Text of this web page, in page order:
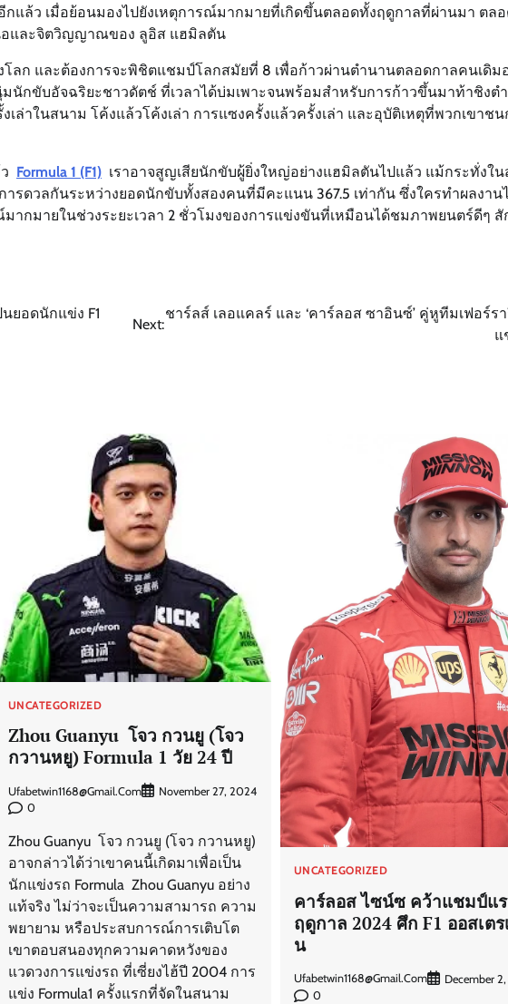
แล้ว เมื่อย้อนมองไปยังเหตุการณ์มากมายที่เกิดขึ้นตลอดทั้งฤดูกาลที่ผ่านมา ตลอ
นื้อและจิตวิญญาณของ ลูอิส แฮมิลตัน
ลก และต้องการจะพิชิตแชมป์โลกสมัยที่ 8 เพื่อก้าวผ่านตำนานตลอดกาลคนเดิม
นักขับอัจฉริยะชาวดัตช์ ที่เวลาได้บ่มเพาะจนพร้อมสำหรับการก้าวขึ้นมาท้าชิงต
ล่าในสนาม โค้งแล้วโค้งเล่า การแซงครั้งแล้วครั้งเล่า และอุบัติเหตุที่พวกเขาชน
Formula 1 (F1) เราอาจสูญเสียนักขับผู้ยิ่งใหญ่อย่างแฮมิลตันไปแล้ว แม้กระทั่งใ
รดวลกันระหว่างยอดนักขับทั้งสองคนที่มีคะแนน 367.5 เท่ากัน ซึ่งใครทำผลงาน
มากมายในช่วงระยะเวลา 2 ชั่วโมงของการแข่งขันที่เหมือนได้ชมภาพยนตร์ดีๆ สั
ยอดนักแข่ง F1
Next:
ชาร์ลส์ เลอแคลร์ และ ‘คาร์ลอส ซาอินซ์’ คู่หูทีมเฟอร์ร
แ
UNCATEGORIZED
Zhou Guanyu โจว กวนยู (โจว
กวานหยู) Formula 1 วัย 24 ปี
Ufabetwin1168@gmail.com
November 27, 2024
0
Zhou Guanyu โจว กวนยู (โจว กวานหยู)
อาจกล่าวได้ว่าเขาคนนี้เกิดมาเพื่อเป็น
นักแข่งรถ Formula Zhou Guanyu อย่าง
แท้จริง ไม่ว่าจะเป็นความสามารถ ความ
พยายาม หรือประสบการณ์การเติบโต
เขาตอบสนองทุกความคาดหวังของ
แวดวงการแข่งรถ ที่เซี่ยงไฮ้ปี 2004 การ
แข่ง Formula1 ครั้งแรกที่จัดในสนาม
UNCATEGORIZED
คาร์ลอส ไซน์ซ คว้าแชมป์แ
ฤดูกาล 2024 ศึก F1 ออสเตร
น
Ufabetwin1168@gmail.com
December
0